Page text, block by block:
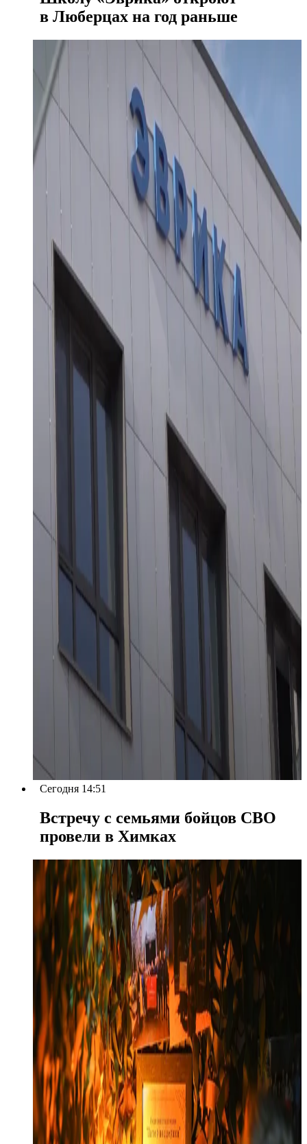
в Люберцах на год раньше
Сегодня 14:51
Встречу с семьями бойцов СВО
провели в Химках